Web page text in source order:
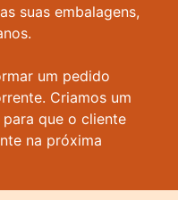
suas embalagens,
um pedido
Criamos um
que o cliente
na próxima